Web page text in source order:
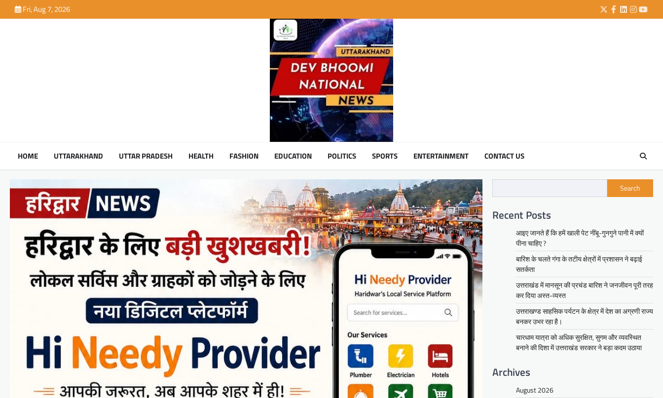
to
Fri, Aug 7, 2026 Twitter
Facebook
LinkedIn
HOME UTTARAKHAND UTTAR PRADESH HEALTH FASHION EDUCATION POLITICS SPORTS ENTERTAINMENT CONTACT US
Search
Recent Posts
आइए जानते हैं कि हमें खाली पेट नींबू-गुनगुने पानी में क्यों
पीना चाहिए ?
बारिश के चलते गंगा के तटीय क्षेत्रों में प्रशासन ने बढ़ाई
सतर्कता
उत्तराखंड में मानसून की प्रचंड बारिश ने जनजीवन पूरी तरह
कर दिया अस्त-व्यस्त
उत्तराखण्ड साहसिक पर्यटन के क्षेत्र में देश का अग्रणी राज्य
बनकर उभर रहा है।
चारधाम यात्रा को अधिक सुरक्षित, सुगम और व्यवस्थित
बनाने की दिशा में उत्तराखंड सरकार ने बड़ा कदम उठाया
Archives
August 2026